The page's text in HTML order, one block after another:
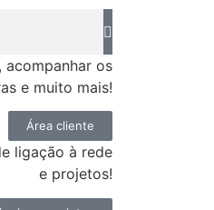
acompanhar os
e muito mais!
Área cliente
ligação à rede
e projetos!